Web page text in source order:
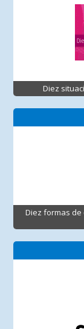
Diez
Diez formas